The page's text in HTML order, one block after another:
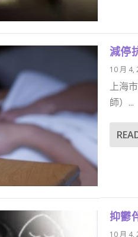
減停
10 月 4,
上海
師）...
抑鬱
10 月 4,